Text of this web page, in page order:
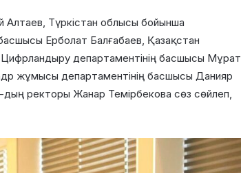
Алтаев, Түркістан облысы бойынша
Ерболат Балғабаев, Қазақстан
Цифрландыру департаментінің басшысы Мұрат
жұмысы департаментінің басшысы Данияр
ректоры Жанар Темірбекова сөз сөйлеп,